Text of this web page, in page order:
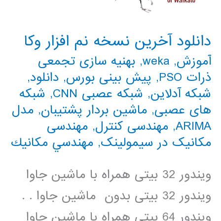
دانلود آخرین نسخه نم افزار وکا
آموزش,
weka
, بهنیه سازی تجمعی
ذرات PSO
, پیش بینی بورس, دانلود,
شبکه آدلاین, شبکه عصبی CNN , شبکه
های عصبی, ماشین بردار پشتیبان, مدل
ARIMA
, مهندسی کنترل, مهندسی
مکانیک در سیمولینک, مهندسي مكانيك
ویندور 32 بیتی همراه با ماشین جاوا
ویندور 32 بیتی بدون ماشین جاوا . .
ویندور 64 بیتی همراه با ماشین جاوا